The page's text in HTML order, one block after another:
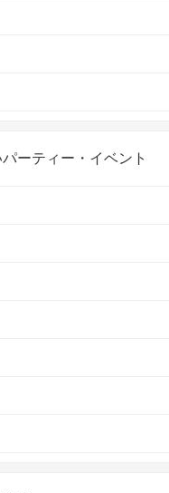
ーティー・イベント